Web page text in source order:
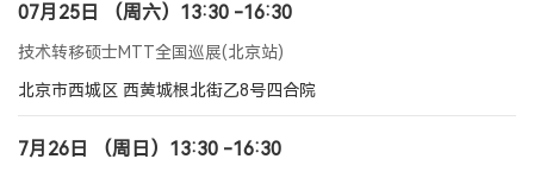
07月25日 （周六）13:30 -16:30
技术转移硕士MTT全国巡展(北京站)
北京市西城区 西黄城根北街乙8号四合院
7月26日 （周日）13:30 -16:30